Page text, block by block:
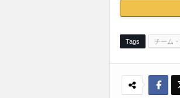
Tags チーム